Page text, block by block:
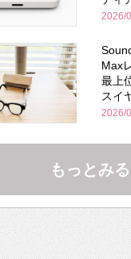
2026/
Max
最上
スイ
づら
Bose
2026/
もっとみる